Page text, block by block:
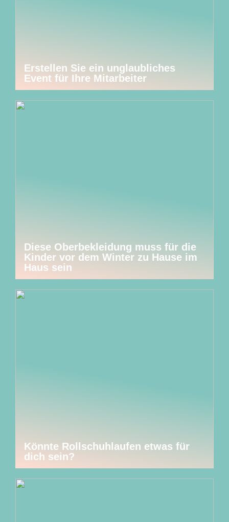
Erstellen Sie ein unglaubliches
Event für Ihre Mitarbeiter
Diese Oberbekleidung muss für die
Kinder vor dem Winter zu Hause im
Haus sein
Könnte Rollschuhlaufen etwas für
dich sein?